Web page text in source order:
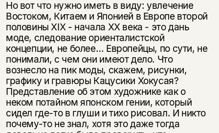
Но вот что нужно иметь в виду: увлечение
Востоком, Китаем и Японией в Европе второй
половины XIX - начала XX века - это дань
моде, следование ориенталистской
концепции, не более… Европейцы, по сути, не
понимали, с чем они имеют дело. Что
вознесло на пик моды, скажем, рисунки,
графику и гравюры Кацусики Хокусая?
Представление об этом художнике как о
неком потайном японском гении, который
сидел где-то в глуши и тихо рисовал. И никто
почему-то не знал, хотя это даже тогда